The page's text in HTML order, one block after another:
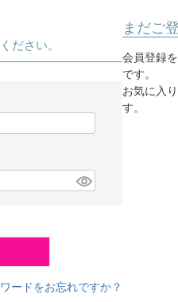
ださい。
ードをお忘れですか？
まだご
会員登録
です。
お気に入
す。